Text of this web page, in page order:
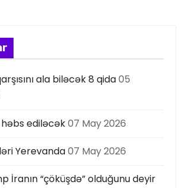
ala biləcək 8 qida05
ediləcək07 May 2026
Yerevanda07 May 2026
İranın “çöküşdə” olduğunu deyir